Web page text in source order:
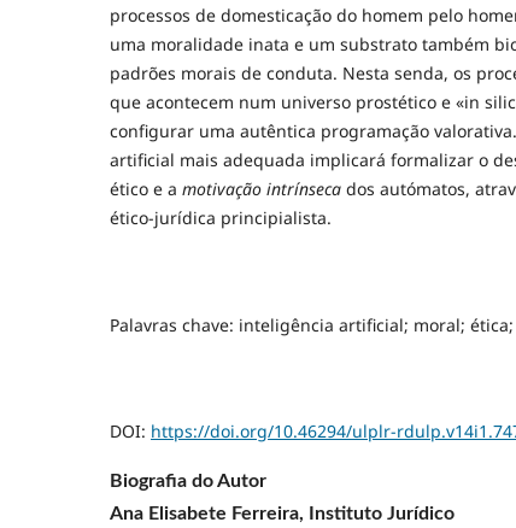
processos de domesticação do homem pelo
uma moralidade inata e um substrato também
padrões morais de conduta. Nesta senda, os
que acontecem num universo prostético e «in
configurar uma autêntica programação
artificial mais adequada implicará formalizar o
ético e a motivação intrínseca dos autómatos,
ético-jurídica principialista.
Palavras chave: inteligência artificial; moral;
DOI: https://doi.org/10.46294/ulplr-
Biografia do Autor
Ana Elisabete Ferreira, Instituto Jurídico